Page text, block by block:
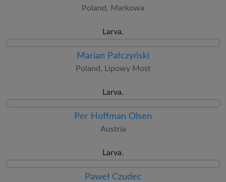
Poland, Markowa
Larva.
Marian Pałczyński
Poland, Lipowy Most
Larva.
Per Hoffman Olsen
Austria
Larva.
Paweł Czudec